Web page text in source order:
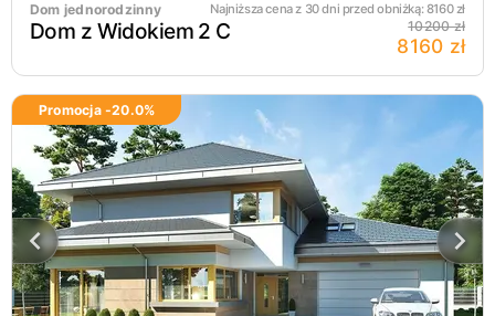
Dom jednorodzinny Najniższa cena z 30 dni przed obniżką:8160zł
Dom z Widokiem 2 C 10200 zł
8160 zł
Promocja -20.0%